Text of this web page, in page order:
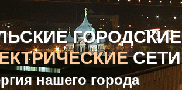
ГОРОДСКИЕ
СЕТИ
нашего города